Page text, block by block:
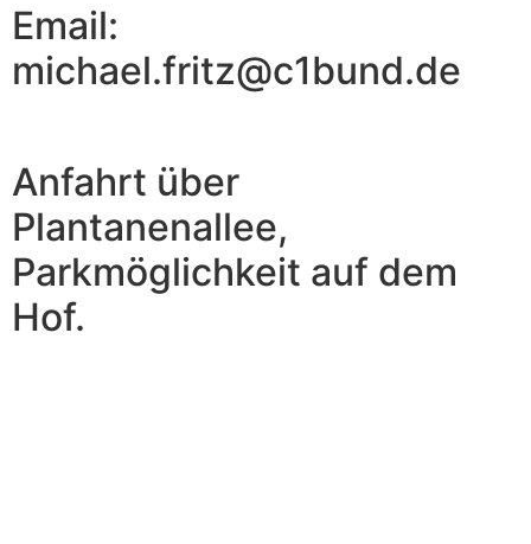
Email:
michael.fritz@c1bund.de
Anfahrt über
Plantanenallee,
Parkmöglichkeit auf dem
Hof.